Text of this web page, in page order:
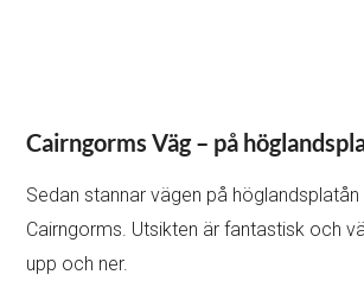
Cairngorms Väg – på
Sedan stannar vägen på
Cairngorms. Utsikten är fantastisk och
upp och ner.